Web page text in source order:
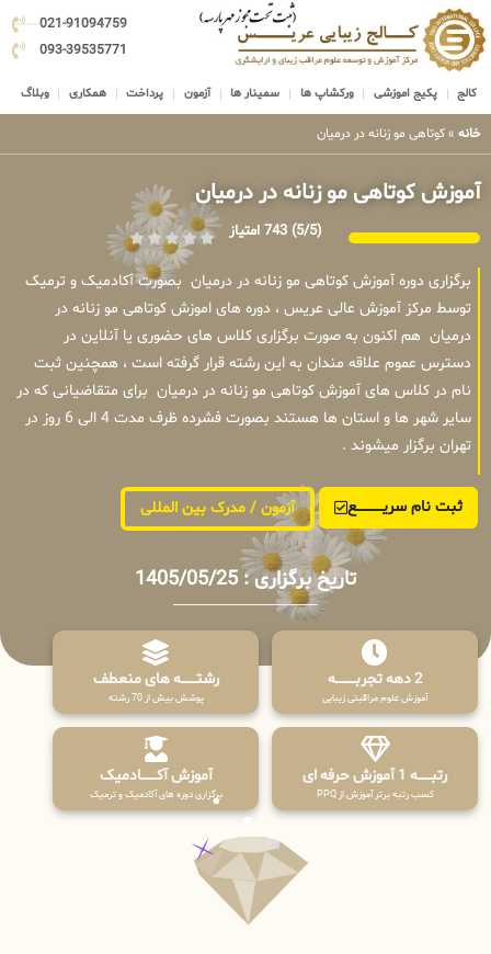
021-91094759
093-39535771
کالج پکیج اموزشی ورکشاپ ها سمینار ها آزمون پرداخت همکاری وبلاگ
خانه » کوتاهی مو زنانه در درمیان
آموزش کوتاهی مو زنانه در درمیان
(5/5) 743 امتیاز
برگزاری دوره آموزش کوتاهی مو زنانه در درمیان بصورت آکادمیک و ترمیک
توسط مرکز آموزش عالی عریس ، دوره های اموزش کوتاهی مو زنانه در
درمیان هم اکنون به صورت برگزاری کلاس های حضوری یا آنلاین در
دسترس عموم علاقه مندان به این رشته قرار گرفته است ، همچنین ثبت
نام در کلاس های آموزش کوتاهی مو زنانه در درمیان برای متقاضیانی که در
سایر شهر ها و استان ها هستند بصورت فشرده ظرف مدت 4 الی 6 روز در
تهران برگزار میشوند .
ثبت نام سریــــــــــــع آزمون / مدرک بین المللی
تاریخ برگزاری : 1405/05/25
2 دهه تجربـــــــــه
آموزش علوم مراقبتی زیبایی
رشتـــــــه های منعطف
پوشش بیش از 70 رشته
رتبــــــه 1 آموزش حرفه ای
کسب رتبه برتر آموزش از PPQ
آموزش آکـــــــادمیک
برگزاری دوره های آکادمیک و ترمیک